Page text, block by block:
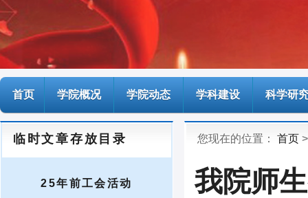
首页 学院概况 学院动态 学科建设 科学研
临时文章存放目录
25年前工会活动
您现在的位置： 首页
我院师